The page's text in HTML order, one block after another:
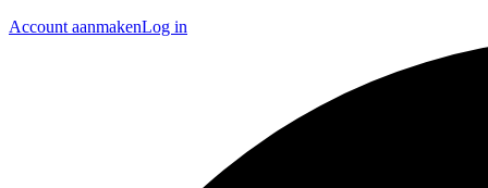
Account aanmakenLog in